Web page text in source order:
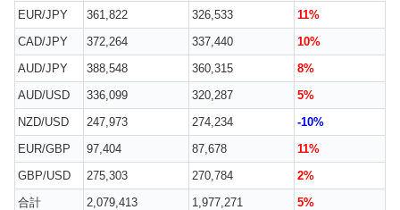
EUR/JPY
361,822 326,533
11%
CAD/JPY
372,264 337,440
10%
AUD/JPY
388,548 360,315
8%
AUD/USD
336,099 320,287
5%
NZD/USD
247,973 274,234
-10%
EUR/GBP
97,404 87,678
11%
GBP/USD
275,303 270,784
2%
合計
2,079,413 1,977,271 5%